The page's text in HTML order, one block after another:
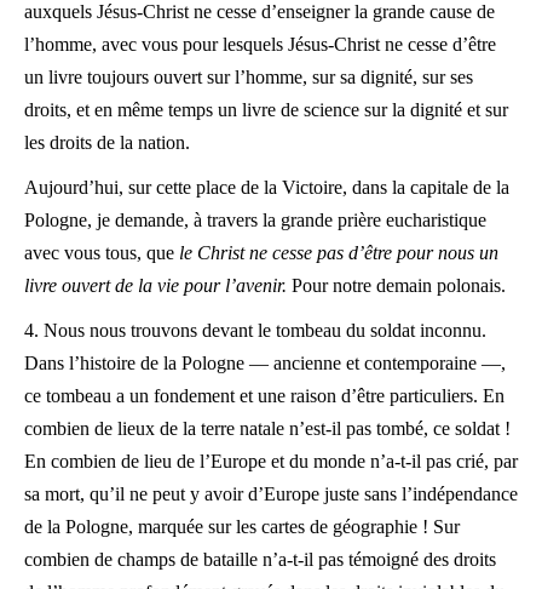
auxquels Jésus-Christ ne cesse d’enseigner la grande cause de
l’homme, avec vous pour lesquels Jésus-Christ ne cesse d’être
un livre toujours ouvert sur l’homme, sur sa dignité, sur ses
droits, et en même temps un livre de science sur la dignité et sur
les droits de la nation.
Aujourd’hui, sur cette place de la Victoire, dans la capitale de la
Pologne, je demande, à travers la grande prière eucharistique
avec vous tous, que le Christ ne cesse pas d’être pour nous un
livre ouvert de la vie pour l’avenir. Pour notre demain polonais.
4. Nous nous trouvons devant le tombeau du soldat inconnu.
Dans l’histoire de la Pologne — ancienne et contemporaine —,
ce tombeau a un fondement et une raison d’être particuliers. En
combien de lieux de la terre natale n’est-il pas tombé, ce soldat !
En combien de lieu de l’Europe et du monde n’a-t-il pas crié, par
sa mort, qu’il ne peut y avoir d’Europe juste sans l’indépendance
de la Pologne, marquée sur les cartes de géographie ! Sur
combien de champs de bataille n’a-t-il pas témoigné des droits